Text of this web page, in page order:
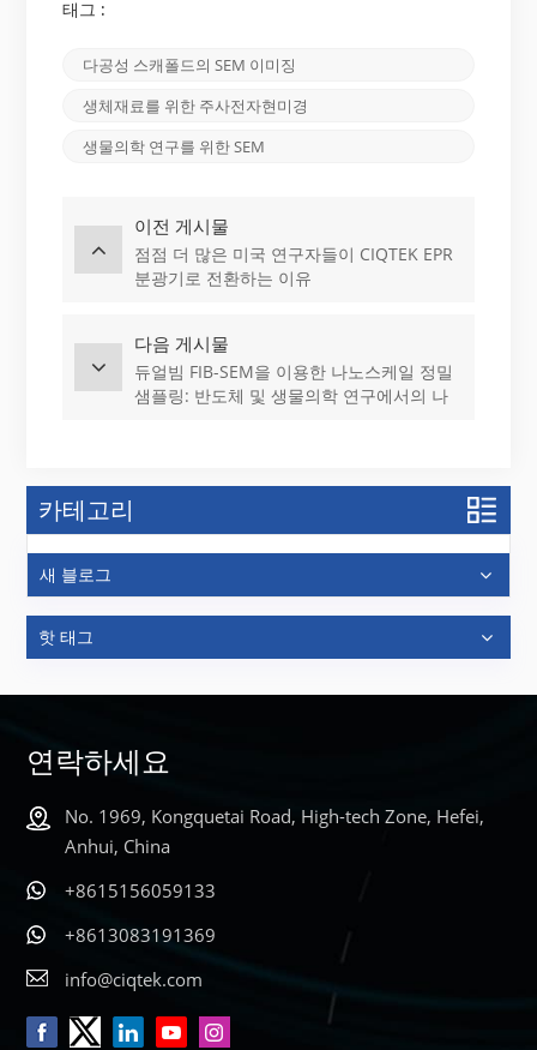
태그 :
다공성 스캐폴드의 SEM 이미징
생체재료를 위한 주사전자현미경
생물의학 연구를 위한 SEM
이전 게시물
점점 더 많은 미국 연구자들이 CIQTEK EPR
분광기로 전환하는 이유
다음 게시물
듀얼빔 FIB-SEM을 이용한 나노스케일 정밀
샘플링: 반도체 및 생물의학 연구에서의 나
카테고리
새 블로그
핫 태그
연락하세요
No. 1969, Kongquetai Road, High-tech Zone, Hefei,
Anhui, China
+8615156059133
+8613083191369
info@ciqtek.com